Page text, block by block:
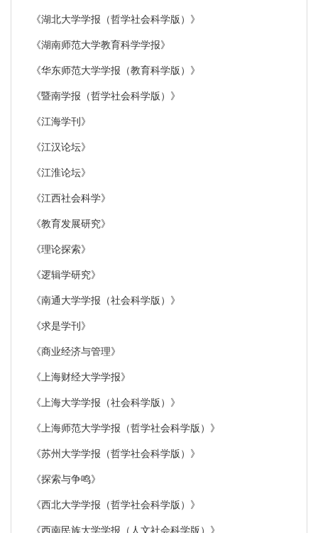
《湖北大学学报（哲学社会科学版）》
《湖南师范大学教育科学学报》
《华东师范大学学报（教育科学版）》
《暨南学报（哲学社会科学版）》
《江海学刊》
《江汉论坛》
《江淮论坛》
《江西社会科学》
《教育发展研究》
《理论探索》
《逻辑学研究》
《南通大学学报（社会科学版）》
《求是学刊》
《商业经济与管理》
《上海财经大学学报》
《上海大学学报（社会科学版）》
《上海师范大学学报（哲学社会科学版）》
《苏州大学学报（哲学社会科学版）》
《探索与争鸣》
《西北大学学报（哲学社会科学版）》
《西南民族大学学报（人文社会科学版）》